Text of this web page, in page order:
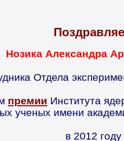
Нозика Александра
Отдела
премии Института
ученых имени
в 2012 году